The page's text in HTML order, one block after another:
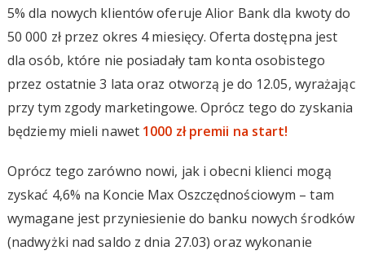
5% dla nowych klientów oferuje Alior Bank dla kwoty do
50 000 zł przez okres 4 miesięcy. Oferta dostępna jest
dla osób, które nie posiadały tam konta osobistego
przez ostatnie 3 lata oraz otworzą je do 12.05, wyrażając
przy tym zgody marketingowe. Oprócz tego do zyskania
będziemy mieli nawet 1000 zł premii na start!
Oprócz tego zarówno nowi, jak i obecni klienci mogą
zyskać 4,6% na Koncie Max Oszczędnościowym – tam
wymagane jest przyniesienie do banku nowych środków
(nadwyżki nad saldo z dnia 27.03) oraz wykonanie